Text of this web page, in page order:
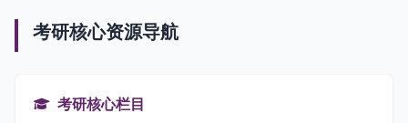
考研核心资源导航
考研核心栏目